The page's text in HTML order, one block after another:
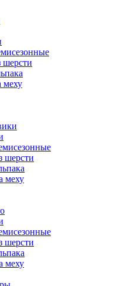
шерсти
меху
шерсти
меху
шерсти
меху